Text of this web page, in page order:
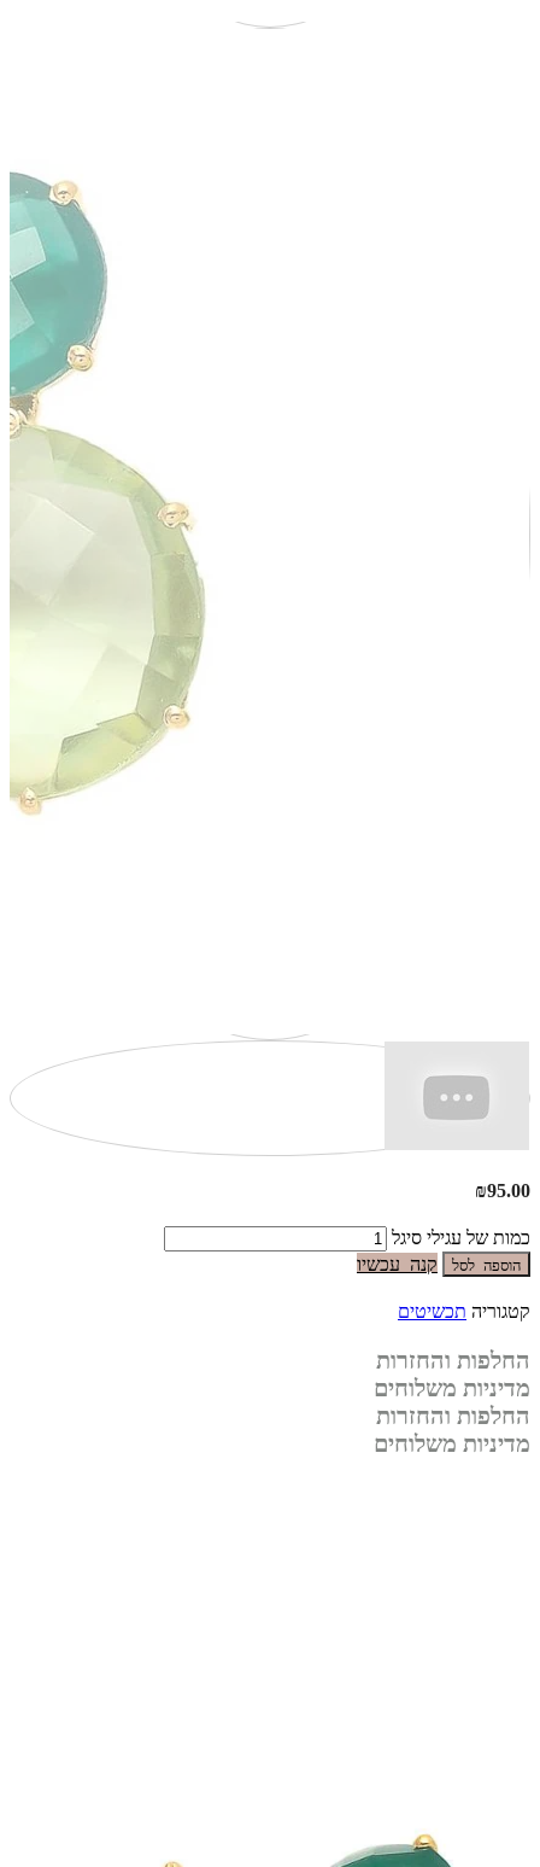
₪95.00
כמות של עגילי סיגל
הוספה לסל קנה עכשיו
קטגוריה תכשיטים
החלפות והחזרות
מדיניות משלוחים
החלפות והחזרות
מדיניות משלוחים